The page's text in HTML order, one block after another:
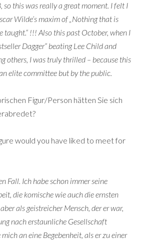
so this was really a great moment. I felt I
Wilde’s maxim of „Nothing that is
taught.“ !!! Also this past October, when I
Dagger“ beating Lee Child and
others, I was truly thrilled – because this
elite committee but by the public.
Figur/Person hätten Sie sich
would you have liked to meet for
Fall. Ich habe schon immer seine
die komische wie auch die ernsten
als geistreicher Mensch, der er war,
nach erstaunliche Gesellschaft
mich an eine Begebenheit, als er zu einer